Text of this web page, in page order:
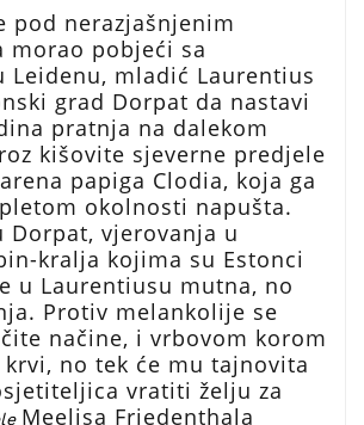
pod nerazjašnjenim
morao pobjeći sa
Leidenu, mladić Laurentius
grad Dorpat da nastavi
pratnja na dalekom
kišovite sjeverne predjele
papiga Clodia, koja ga
okolnosti napušta.
Dorpat, vjerovanja u
kralja kojima su Estonci
u Laurentiusu mutna, no
Protiv melankolije se
načine, i vrbovom korom
no tek će mu tajnovita
vratiti želju za
Meelisa Friedenthala